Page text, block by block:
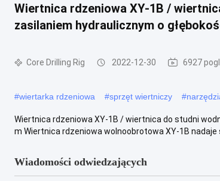
Wiertnica rdzeniowa XY-1B /
zasilaniem hydraulicznym o
Core Drilling Rig 2022-12-30 6927
#wiertarka rdzeniowa #sprzęt wiertniczy #
Wiertnica rdzeniowa XY-1B / wiertnica do studni
m Wiertnica rdzeniowa wolnoobrotowa XY-1B nadaje
Wiadomości odwiedzających